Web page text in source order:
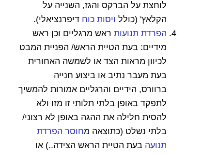
לוחצת על הברקס והגז, השנייה על
הקלאץ' (כולל ויסות כוח דיפרנציאלי).
הפרדת תנועות ראש מרגליים וכן ראש
מידיים: בעת הטיית הראש/ הפניית המבט
לכיוון מראות הצד או לשמשה האחורית
בעת מעבר נתיב או ביצוע חנייה
ברוורס, הידיים והרגליים אמורות להמשיך
לתפקד באופן בלתי תלותי זו מזו ולא
להסית חלילה את ההגה באופן לא רצוני/
בלתי נשלט (כתוצאה מחוסר הפרדת
תנועה בעת הטיית הראש הצידה..) או